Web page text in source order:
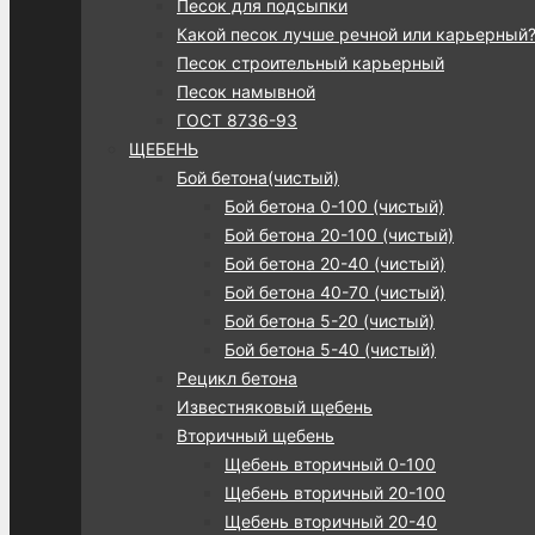
Песок для подсыпки
Какой песок лучше речной или карьерный?
Песок строительный карьерный
Песок намывной
ГОСТ 8736-93
ЩЕБЕНЬ
Бой бетона(чистый)
Бой бетона 0-100 (чистый)
Бой бетона 20-100 (чистый)
Бой бетона 20-40 (чистый)
Бой бетона 40-70 (чистый)
Бой бетона 5-20 (чистый)
Бой бетона 5-40 (чистый)
Рецикл бетона
Известняковый щебень
Вторичный щебень
Щебень вторичный 0-100
Щебень вторичный 20-100
Щебень вторичный 20-40